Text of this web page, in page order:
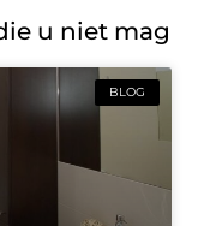
u niet mag
BLOG